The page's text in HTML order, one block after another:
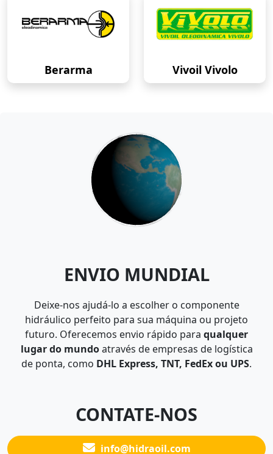
Berarma Vivoil Vivolo
ENVIO MUNDIAL
Deixe-nos ajudá-lo a escolher o componente
hidráulico perfeito para sua máquina ou projeto
futuro. Oferecemos envio rápido para qualquer
lugar do mundoatravés de empresas de logística
de ponta, como DHL Express, TNT, FedEx ou UPS.
CONTATE-NOS
info@hidraoil.com